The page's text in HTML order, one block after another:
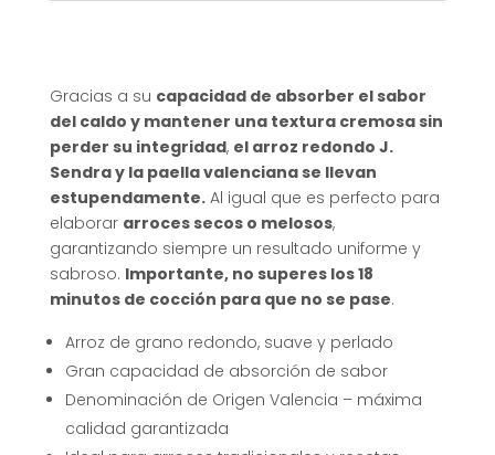
Gracias a su capacidad de absorber el sabor
del caldo y mantener una textura cremosa sin
perder su integridad, el arroz redondo J.
Sendra y la paella valenciana se llevan
estupendamente.Al igual que es perfecto para
elaborar arroces secos o melosos,
garantizando siempre un resultado uniforme y
sabroso. Importante, no superes los 18
minutos de cocción para que no se pase.
Arroz de grano redondo, suave y perlado
Gran capacidad de absorción de sabor
Denominación de Origen Valencia – máxima
calidad garantizada